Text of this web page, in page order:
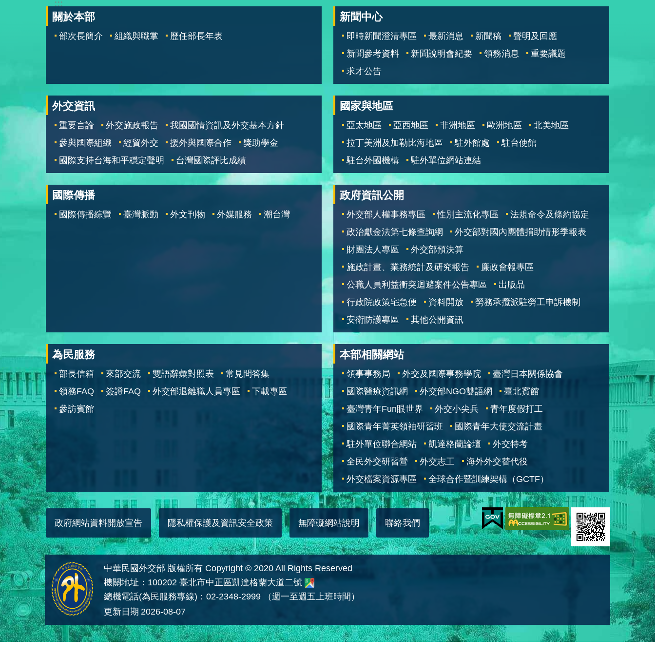
:::
關於本部
部次長簡介 組織與職掌 歷任部長年表
新聞中心
即時新聞澄清專區 最新消息 新聞稿
聲明及回應
新聞參考資料
新聞說明會紀要 領務消息
重要議題
求才公告
外交資訊
重要言論 外交施政報告
我國國情資訊及外交基本方針
參與國際組織
經貿外交 援外與國際合作
獎助學金
國際支持台海和平穩定聲明
台灣國際評比成績
國家與地區
亞太地區 亞西地區 非洲地區 歐洲地區
北美地區
拉丁美洲及加勒比海地區
駐外館處
駐台使館
駐台外國機構
駐外單位網站連結
國際傳播
國際傳播綜覽 臺灣脈動 外文刊物 外媒服務 潮台灣
政府資訊公開
外交部人權事務專區 性別主流化專區
法規命令及條約協定
政治獻金法第七條查詢網
外交部對國內團體捐助情形季報表
財團法人專區
外交部預決算
施政計畫、業務統計及研究報告
廉政會報專區
公職人員利益衝突迴避案件公告專區
出版品
行政院政策宅急便
資料開放
勞務承攬派駐勞工申訴機制
安衛防護專區
其他公開資訊
為民服務
部長信箱 來部交流 雙語辭彙對照表
常見問答集
領務FAQ
簽證FAQ 外交部退離職人員專區
下載專區
參訪賓館
本部相關網站
領事事務局 外交及國際事務學院
臺灣日本關係協會
國際醫療資訊網
外交部NGO雙語網
臺北賓館
臺灣青年Fun眼世界
外交小尖兵
青年度假打工
國際青年菁英領袖研習班
國際青年大使交流計畫
駐外單位聯合網站
凱達格蘭論壇
外交特考
全民外交研習營
外交志工
海外外交替代役
外交檔案資源專區
全球合作暨訓練架構（GCTF）
政府網站資料開放宣告 隱私權保護及資訊安全政策 無障礙網站說明 聯絡我們
中華民國外交部 版權所有 Copyright © 2020 All Rights Reserved
機關地址：100202 臺北市中正區凱達格蘭大道二號
總機電話(為民服務專線)：02-2348-2999 （週一至週五上班時間）
更新日期 2026-08-07